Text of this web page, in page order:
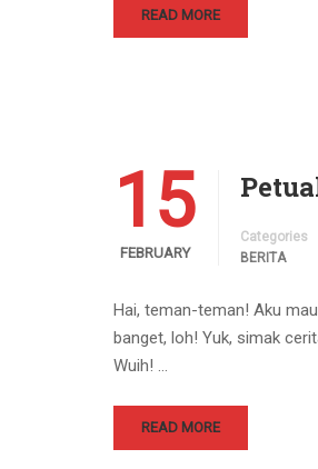
READ MORE
15
FEBRUARY
Categories
BERITA
Hai, teman-teman! Aku
banget, loh! Yuk, simak
Wuih! …
READ MORE